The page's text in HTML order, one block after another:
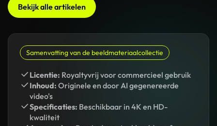
Bekijk alle artikelen
Samenvatting van de beeldmateriaalcollectie
Licentie: Royaltyvrij voor commercieel gebruik
Inhoud: Originele en door AI gegenereerde
video's
Specificaties: Beschikbaar in 4K en HD-
kwaliteit